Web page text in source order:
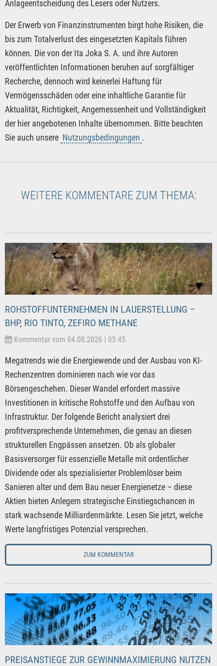
Anlageentscheidung des Lesers oder Nutzers.
Der Erwerb von Finanzinstrumenten birgt hohe Risiken, die
bis zum Totalverlust des eingesetzten Kapitals führen
können. Die von der Ita Joka S. A. und ihre Autoren
veröffentlichten Informationen beruhen auf sorgfältiger
Recherche, dennoch wird keinerlei Haftung für
Vermögensschäden oder eine inhaltliche Garantie für
Aktualität, Richtigkeit, Angemessenheit und Vollständigkeit
der hier angebotenen Inhalte übernommen. Bitte beachten
Sie auch unsere Nutzungsbedingungen .
WEITERE KOMMENTARE ZUM THEMA:
ROHSTOFFUNTERNEHMEN IN LAUERSTELLUNG –
BHP, RIO TINTO, ZEFIRO METHANE
Kommentar vom 04.08.2026 | 05:45
Megatrends wie die Energiewende und der Ausbau von KI-
Rechenzentren dominieren nach wie vor das
Börsengeschehen. Dieser Wandel erfordert massive
Investitionen in kritische Rohstoffe und den Aufbau von
Infrastruktur. Der folgende Bericht analysiert drei
profitversprechende Unternehmen, die genau an diesen
strukturellen Engpässen ansetzen. Ob als globaler
Basisversorger für essenzielle Metalle mit ordentlicher
Dividende oder als spezialisierter Problemlöser beim
Sanieren alter und dem Bau neuer Energienetze – diese
Aktien bieten Anlegern strategische Einstiegschancen in
stark wachsende Milliardenmärkte. Lesen Sie jetzt, welche
Werte langfristiges Potenzial versprechen.
ZUM KOMMENTAR
PREISANSTIEGE ZUR GEWINNMAXIMIERUNG NUTZEN